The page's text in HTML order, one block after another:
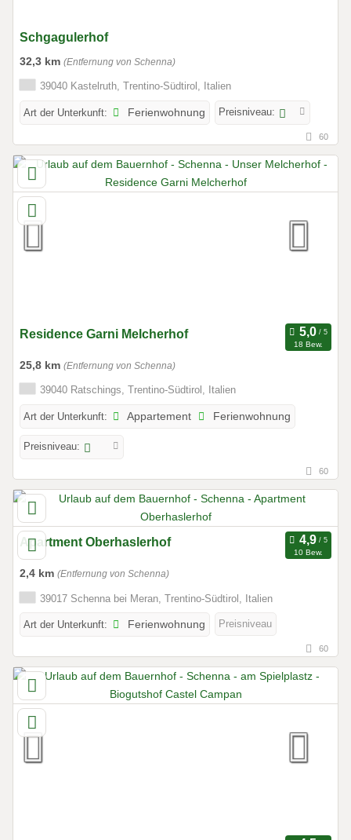
Schgagulerhof
32,3 km (Entfernung von Schenna)
39040 Kastelruth, Trentino-Südtirol, Italien
Art der Unterkunft: Ferienwohnung Preisniveau:
60
Residence Garni Melcherhof
18 Bew.
25,8 km (Entfernung von Schenna)
39040 Ratschings, Trentino-Südtirol, Italien
Art der Unterkunft: Appartement Ferienwohnung
Preisniveau:
60
Apartment Oberhaslerhof
10 Bew.
2,4 km (Entfernung von Schenna)
39017 Schenna bei Meran, Trentino-Südtirol, Italien
Art der Unterkunft: Ferienwohnung Preisniveau
60